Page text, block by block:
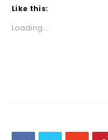
Like this:
Loading...